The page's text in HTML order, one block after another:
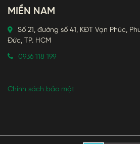
MIỀN NAM
Số 21, đường số 41, KĐT Vạn Phúc,
Đức, TP. HCM
0936 118 199
Chính sách bảo mật